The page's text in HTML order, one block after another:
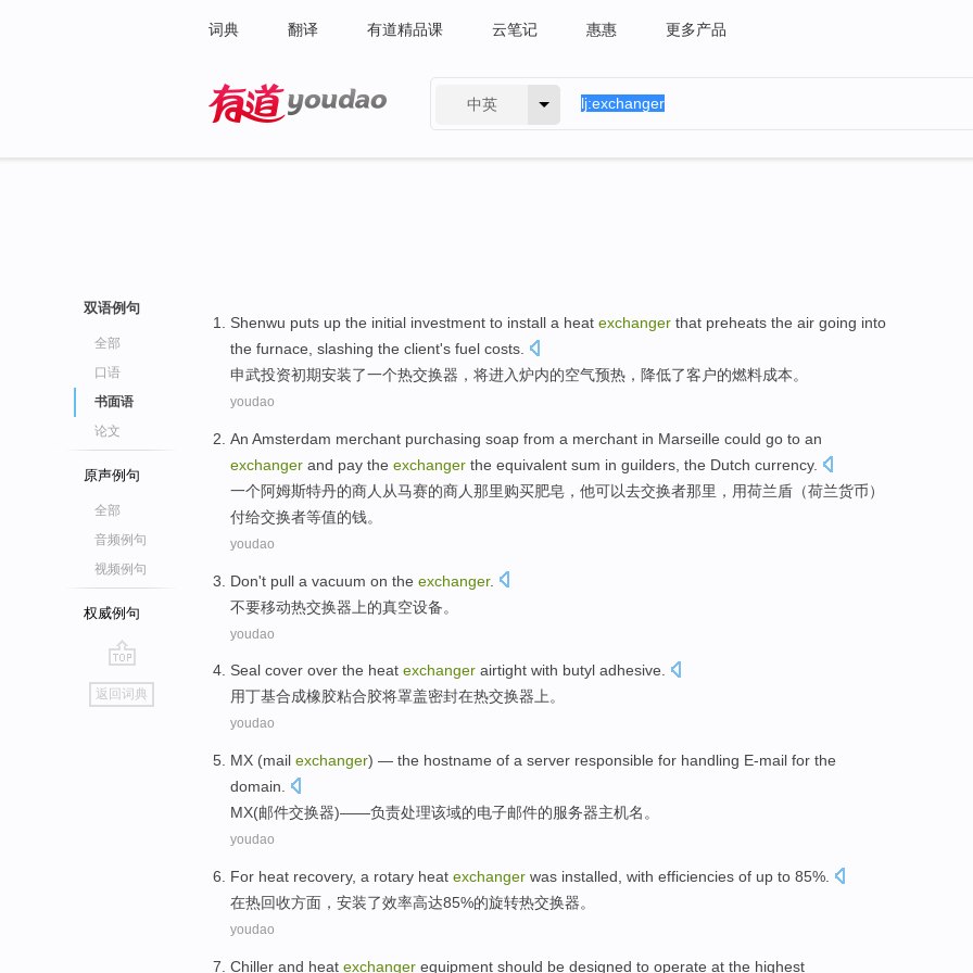
词典 翻译 有道精品课 云笔记 惠惠 更多产品
中英
双语例句
全部
口语
书面语
论文
原声例句
全部
音频例句
视频例句
权威例句
go
top
返回词典
Shenwu puts up the initial investment to install a heat exchanger that preheats the air going into
the furnace slashing the client's fuel costs
申武投资初期安装了一个热交换器， 将进入炉内的空气预热， 降低了客户的燃料成本。
youdao
An Amsterdam merchant purchasing soap from a merchant in Marseille could go to an
exchanger and pay the exchanger the equivalent sum in guilders the Dutch currency.
一个阿姆斯特丹的商人 从马赛的商人那里购买肥皂 ，他可以去交换者那里， 用荷兰盾 （荷兰货币）
付给交换者等值的钱。
youdao
Don't pull a vacuum on the exchanger.
不要移动热交换器 上的真空设备。
youdao
Seal cover over the heat exchanger airtight with butyl adhesive.
用丁基合成橡胶粘合胶将罩盖密封在热交换器上。
youdao
MX (mail exchanger) — the hostname of a server responsible for handling E-mail for the
domain
MX(邮件交换器)——负责处理该域的电子邮件的服务器主机名 。
youdao
For heat recovery, a rotary heat exchanger was installed , with efficiencies of up to 85%.
在热回收方面 ， 安装了效率高达85%的旋转热交换器。
youdao
Chiller and heat exchanger equipment should be designed to operate at the highest